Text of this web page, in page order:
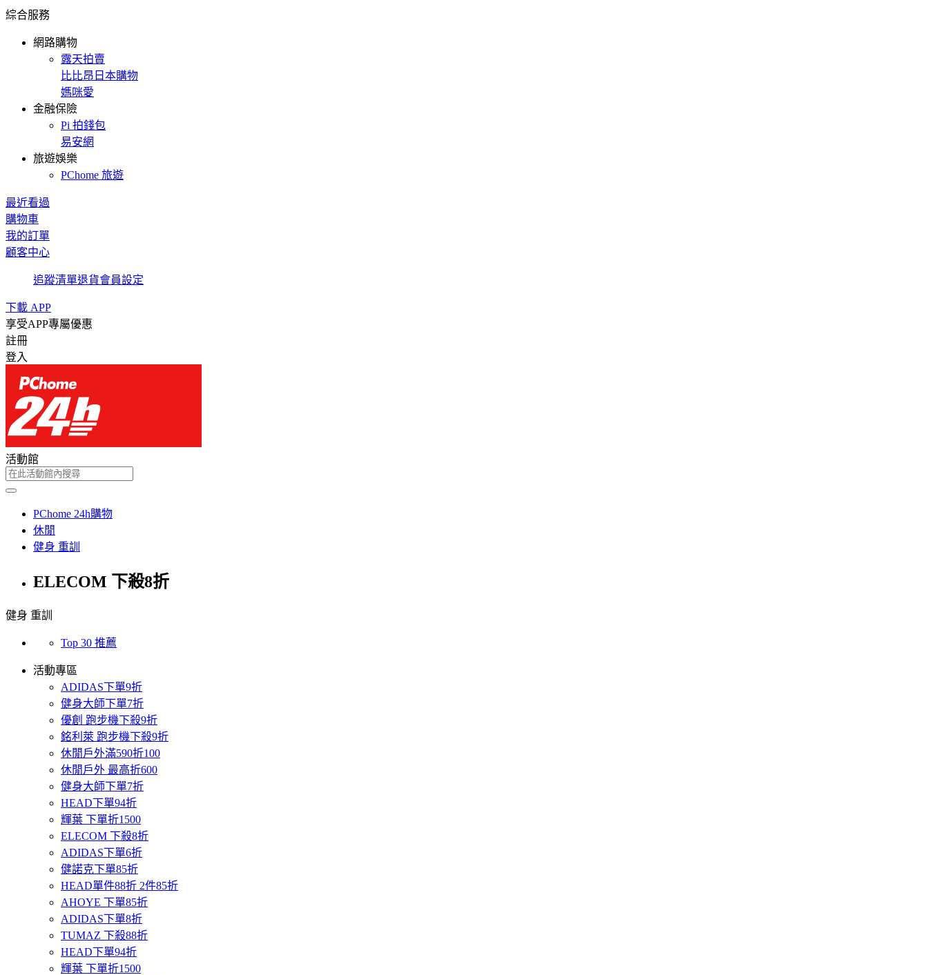
綜合服務
網路購物
露天拍賣
比比昂日本購物
媽咪愛
金融保險
Pi 拍錢包
易安網
旅遊娛樂
PChome 旅遊
最近看過
購物車
我的訂單
顧客中心
追蹤清單退貨會員設定
下載 APP
享受APP專屬優惠
註冊
登入
活動館
PChome 24h購物
休閒
健身 重訓
ELECOM 下殺8折
健身 重訓
Top 30 推薦
活動專區
ADIDAS下單9折
健身大師下單7折
優創 跑步機下殺9折
銘利萊 跑步機下殺9折
休閒戶外滿590折100
休閒戶外 最高折600
健身大師下單7折
HEAD下單94折
輝葉 下單折1500
ELECOM 下殺8折
ADIDAS下單6折
健諾克下單85折
HEAD單件88折 2件85折
AHOYE 下單85折
ADIDAS下單8折
TUMAZ 下殺88折
HEAD下單94折
輝葉 下單折1500